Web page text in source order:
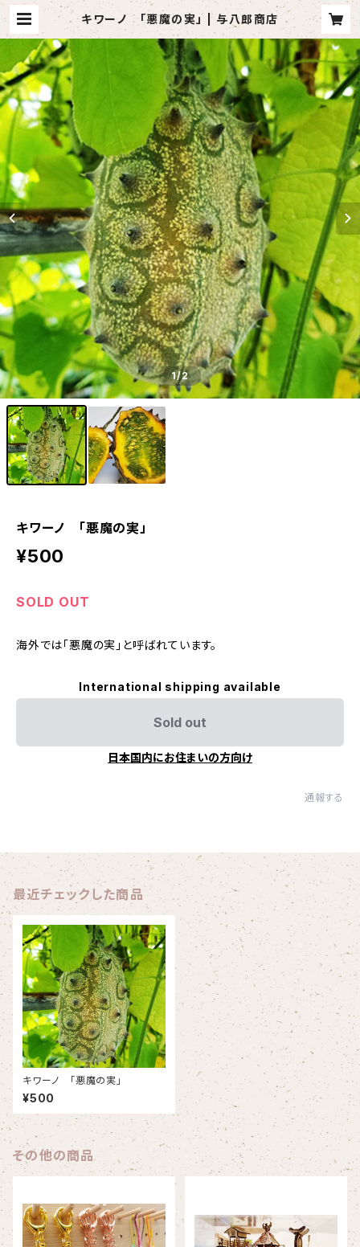
キワーノ 「悪魔の実」 | 与八郎商店
1/2
キワーノ 「悪魔の実」
¥500
SOLD OUT
海外では「悪魔の実」と呼ばれています。
International shipping available
Sold out
日本国内にお住まいの方向け
通報する
最近チェックした商品
キワーノ 「悪魔の実」
¥500
その他の商品